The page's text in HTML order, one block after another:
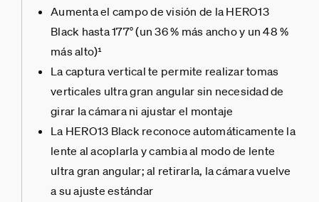
Aumenta el campo de visión de la HERO13
Black hasta 177° (un 36 % más ancho y un 48 %
más alto)¹
La captura vertical te permite realizar tomas
verticales ultra gran angular sin necesidad de
girar la cámara ni ajustar el montaje
La HERO13 Black reconoce automáticamente la
lente al acoplarla y cambia al modo de lente
ultra gran angular; al retirarla, la cámara vuelve
a su ajuste estándar